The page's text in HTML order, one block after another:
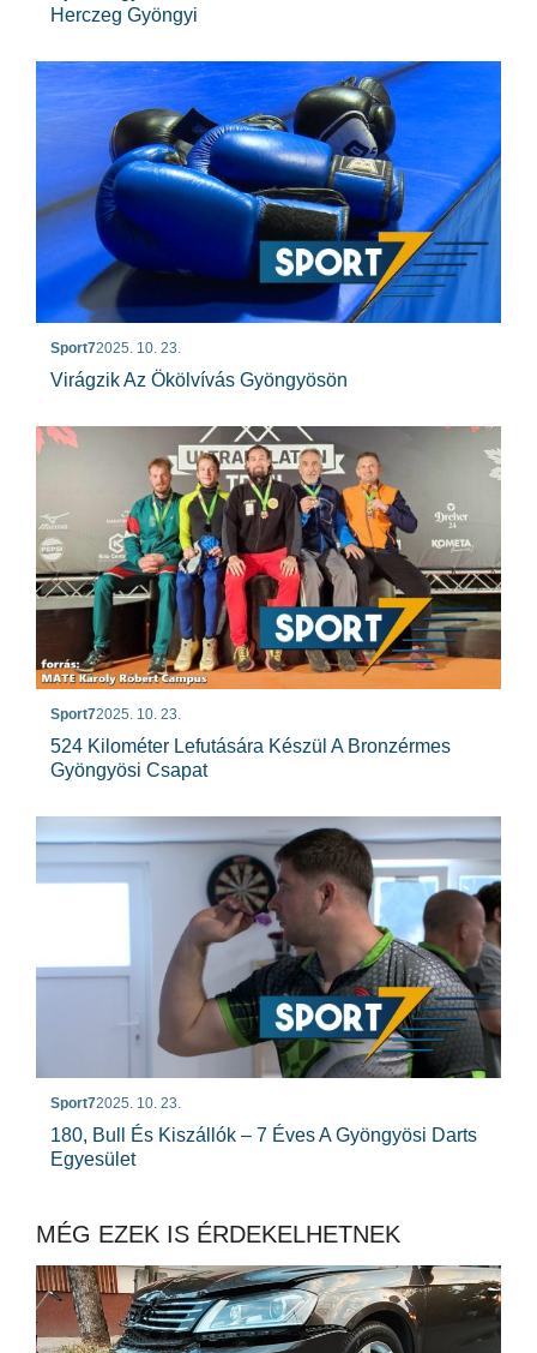
Herczeg Gyöngyi
Sport72025. 10. 23.
Virágzik Az Ökölvívás Gyöngyösön
Sport72025. 10. 23.
524 Kilométer Lefutására Készül A Bronzérmes
Gyöngyösi Csapat
Sport72025. 10. 23.
180, Bull És Kiszállók – 7 Éves A Gyöngyösi Darts
Egyesület
MÉG EZEK IS ÉRDEKELHETNEK